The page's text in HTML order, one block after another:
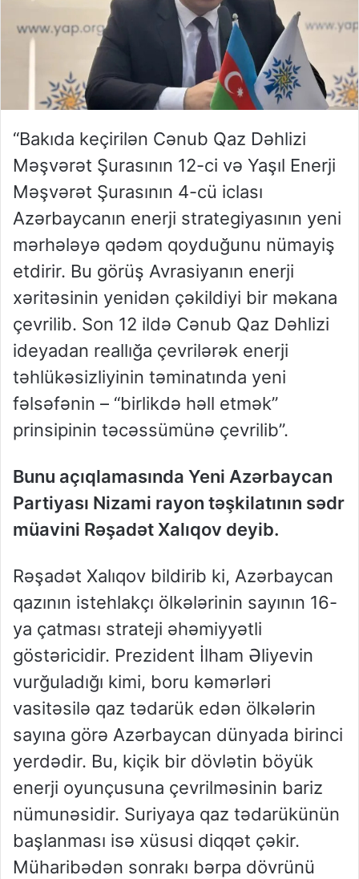
“Bakıda keçirilən Cənub Qaz Dəhlizi
Məşvərət Şurasının 12-ci və Yaşıl Enerji
Məşvərət Şurasının 4-cü iclası
Azərbaycanın enerji strategiyasının yeni
mərhələyə qədəm qoyduğunu nümayiş
etdirir. Bu görüş Avrasiyanın enerji
xəritəsinin yenidən çəkildiyi bir məkana
çevrilib. Son 12 ildə Cənub Qaz Dəhlizi
ideyadan reallığa çevrilərək enerji
təhlükəsizliyinin təminatında yeni
fəlsəfənin – “birlikdə həll etmək”
prinsipinin təcəssümünə çevrilib”.
Bunu açıqlamasında Yeni Azərbaycan
Partiyası Nizami rayon təşkilatının sədr
müavini Rəşadət Xalıqov deyib.
Rəşadət Xalıqov bildirib ki, Azərbaycan
qazının istehlakçı ölkələrinin sayının 16-
ya çatması strateji əhəmiyyətli
göstəricidir. Prezident İlham Əliyevin
vurğuladığı kimi, boru kəmərləri
vasitəsilə qaz tədarük edən ölkələrin
sayına görə Azərbaycan dünyada birinci
yerdədir. Bu, kiçik bir dövlətin böyük
enerji oyunçusuna çevrilməsinin bariz
nümunəsidir. Suriyaya qaz tədarükünün
başlanması isə xüsusi diqqət çəkir.
Müharibədən sonrakı bərpa dövrünü